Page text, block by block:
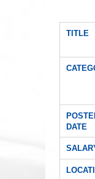
TITLE
DATE